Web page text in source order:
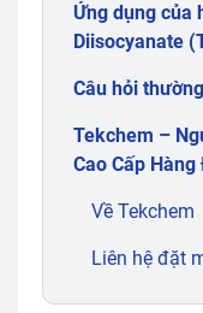
Ứng dụng của
Diisocyanate
Câu hỏi
Tekchem –
Cao Cấp Hàng
Về Tekchem
Liên hệ đặt